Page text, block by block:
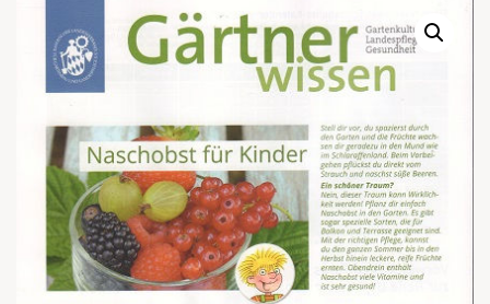
Zum